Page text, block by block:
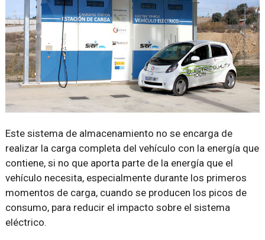
Este sistema de almacenamiento no se encarga de
realizar la carga completa del vehículo con la energía que
contiene, si no que aporta parte de la energía que el
vehículo necesita, especialmente durante los primeros
momentos de carga, cuando se producen los picos de
consumo, para reducir el impacto sobre el sistema
eléctrico.